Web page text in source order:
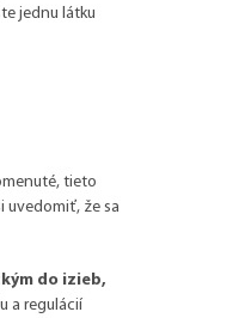
jednu látku
tieto
uvedomiť, že sa
do izieb,
a regulácií